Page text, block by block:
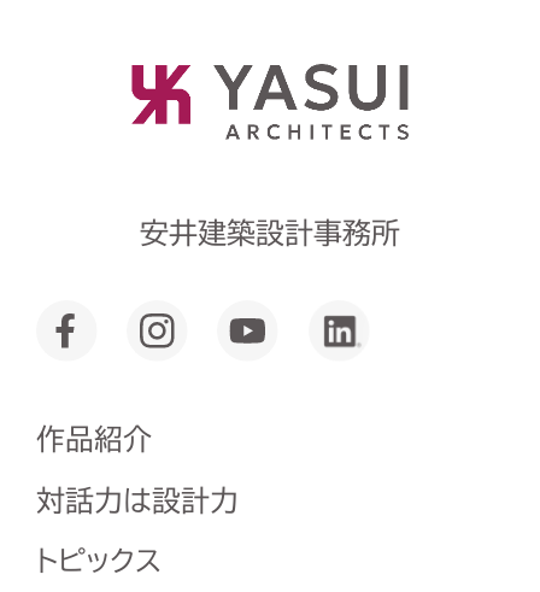
安井建築設計事務所
作品紹介
対話力は設計力
トピックス